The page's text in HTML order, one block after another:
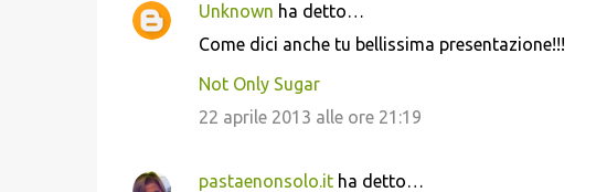
Unknown ha detto…
Come dici anche tu bellissima presentazione!!!
Not Only Sugar
22 aprile 2013 alle ore 21:19
pastaenonsolo.itha detto…